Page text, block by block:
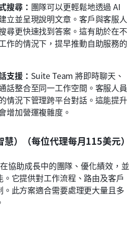
搜尋： 團隊可以更輕鬆地透過 AI
立並呈現說明文章。客戶與客服人
尋更快速找到答案。這有助於在不
作的情況下，提早推動自助服務的
支援： Suite Team 將即時聊天、
話整合至同一工作空間。客服人員
情況下管理跨平台對話。這能提升
增加營運複雜度。
）（每位代理每月115美元）
協助成長中的團隊、優化績效，並
它提供對工作流程、路由及客戶
此方案適合需要處理更大量且多